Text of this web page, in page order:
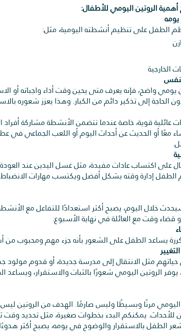
الروتين اليومي للأطفال:
الطفل على تنظيم أنشطته اليومية، مثل:
يومي واضح، فإنه يعرف متى يحين وقت أداء واجباته أو
الحاجة إلى تذكير دائم من الكبار. وهذا يعزز شعوره
عائلية قوية، خاصة عندما تتضمن الأنشطة مشاركة
معًا أو الحديث عن أحداث اليوم أو اللعب الجماعي في
على اكتساب عادات مفيدة، مثل غسل اليدين عند العودة
إدارة وقته بشكل أفضل ويكتسب مهارات الانضباط
خلال اليوم، يصبح أكثر استعدادًا للتفاعل مع
قضاء وقت مع العائلة في نهاية الأسبوع.
يساعد الطفل على الشعور بأنه جزء مهم ومحبوب من
مثل الانتقال إلى مدرسة جديدة، أو قدوم
الروتين اليومي شعورًا بالثبات والاستقرار، ويساعد
اليومي مرنًا وبسيطًا وليس صارمًا. الهدف من الروتين
يمكنكم البدء بخطوات صغيرة، مثل تحديد وقت
الطفل بالاستقرار والوضوح في يومه، يصبح أكثر